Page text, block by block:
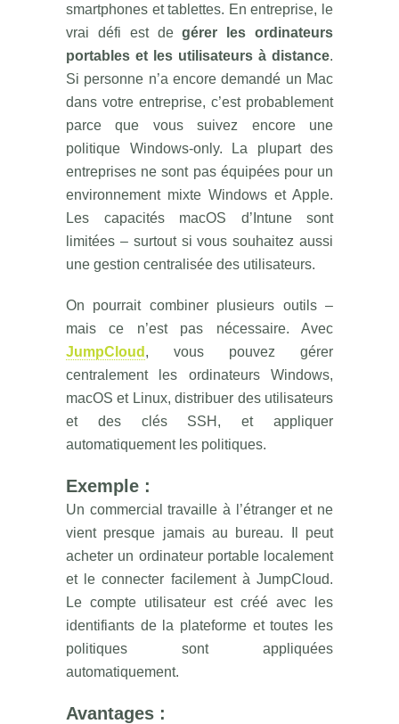
smartphones et tablettes. En entreprise, le
vrai défi est degérer les ordinateurs
portables et les utilisateurs à distance.
Si personne n’a encore demandé un Mac
dans votre entreprise, c’est probablement
parce que vous suivez encore une
politique Windows-only. La plupart des
entreprises ne sont pas équipées pour un
environnement mixte Windows et Apple.
Les capacités macOS d’Intune sont
limitées – surtout si vous souhaitez aussi
une gestion centralisée des utilisateurs.
On pourrait combiner plusieurs outils –
mais ce n’est pas nécessaire. Avec
JumpCloud , vous pouvez gérer
centralement les ordinateurs Windows,
macOS et Linux, distribuer des utilisateurs
et des clés SSH, et appliquer
automatiquement les politiques.
Exemple :
Un commercial travaille à l’étranger et ne
vient presque jamais au bureau. Il peut
acheter un ordinateur portable localement
et le connecter facilement à JumpCloud.
Le compte utilisateur est créé avec les
identifiants de la plateforme et toutes les
politiques sont appliquées
automatiquement.
Avantages :